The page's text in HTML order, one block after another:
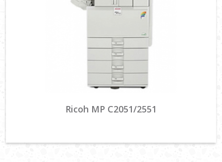
Ricoh MP C2051/2551